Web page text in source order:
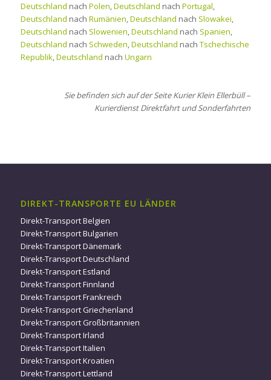
Deutschland nach Polen,Deutschland nach Portugal,
Deutschland nach Rumänien,Deutschland nach Slowakei,
Deutschland nach Slowenien,Deutschland nach Spanien,
Deutschland nach Schweden,Deutschland nach Tschechische
Republik,Deutschland nach Ungarn
Sie befinden sich auf der Seite Kurier Klein Ellerbüll –
Kurierdienst Direktfahrt und Sonderfahrten
DIREKT-TRANSPORTE EU LÄNDER
Direkt-Transport Belgien
Direkt-Transport Bulgarien
Direkt-Transport Dänemark
Direkt-Transport Deutschland
Direkt-Transport Estland
Direkt-Transport Finnland
Direkt-Transport Frankreich
Direkt-Transport Griechenland
Direkt-Transport Großbritannien
Direkt-Transport Irland
Direkt-Transport Italien
Direkt-Transport Kroatien
Direkt-Transport Lettland